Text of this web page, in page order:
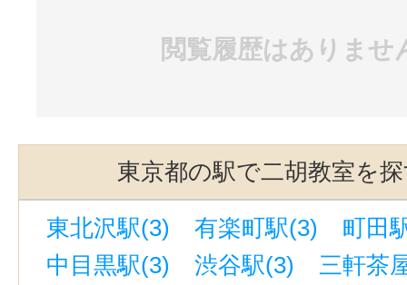
閲覧履歴はありませ
東京都の駅で二胡教室を
東北沢駅(3) 有楽町駅(3)
町田
中目黒駅(3)
渋谷駅(3)
三軒茶